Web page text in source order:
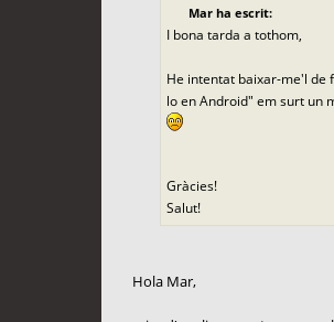
Mar ha escrit:
I bona tarda a tothom,
He intentat baixar-me'l de
lo en Android" em surt un
Gràcies!
Salut!
Hola Mar,